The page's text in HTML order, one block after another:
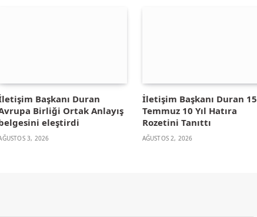
Başkanı Duran
Birliği Ortak Anlayış
eleştirdi
3, 2026
İletişim Başkanı Duran 15
Temmuz 10 Yıl Hatıra
Rozetini Tanıttı
AĞUSTOS 2, 2026